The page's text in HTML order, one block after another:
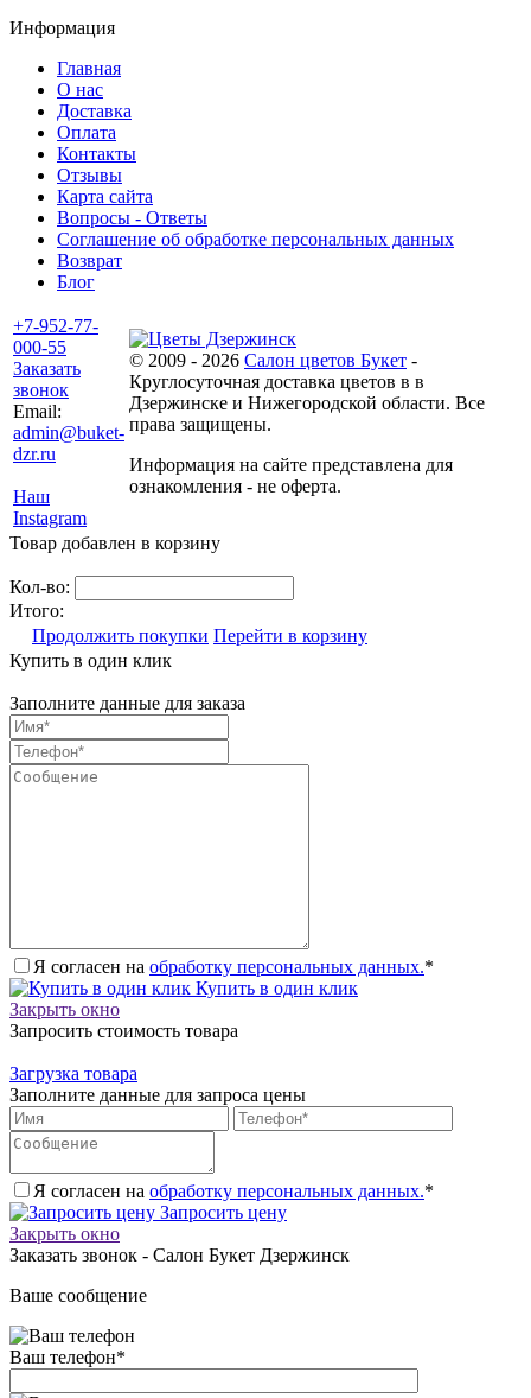
Информация
Главная
О нас
Доставка
Оплата
Контакты
Отзывы
Карта сайта
Вопросы - Ответы
Соглашение об обработке персональных данных
Возврат
Блог
+7-952-77-
000-55
Заказать
звонок
Email:
admin@buket-
dzr.ru
Наш
Instagram
© 2009 - 2026 Салон цветов Букет -
Круглосуточная доставка цветов в в
Дзержинске и Нижегородской области. Все
права защищены.
Информация на сайте представлена для
ознакомления - не оферта.
Товар добавлен в корзину
Кол-во:
Итого:
Продолжить покупки Перейти в корзину
Купить в один клик
Заполните данные для заказа
Я согласен на обработку персональных данных.*
Купить в один клик
Закрыть окно
Запросить стоимость товара
Загрузка товара
Заполните данные для запроса цены
Я согласен на обработку персональных данных.*
Запросить цену
Закрыть окно
Заказать звонок - Салон Букет Дзержинск
Ваше сообщение
Ваш телефон*